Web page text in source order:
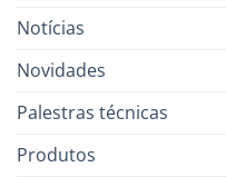
Notícias
Novidades
Palestras técnicas
Produtos